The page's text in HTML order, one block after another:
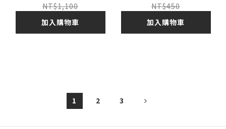
NT$1,100
加入購物車
NT$450
加入購物車
1 2 3